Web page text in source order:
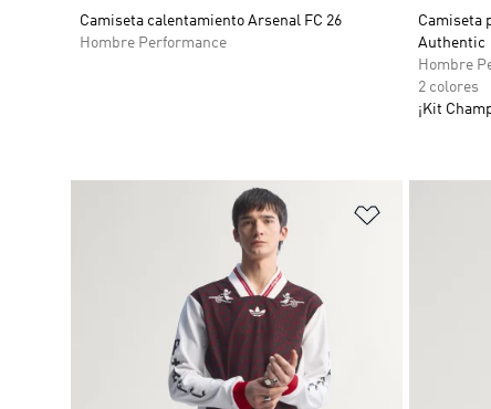
Camiseta calentamiento Arsenal FC 26
Hombre Performance
Camiseta
Authentic
Hombre
2 colores
¡Kit
Añadir a la